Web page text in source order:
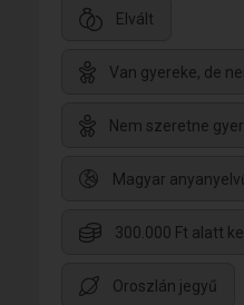
Elvált
Van gyereke, de
Nem szeretne
Magyar
300.000 Ft alatt
Oroszlán jegyű